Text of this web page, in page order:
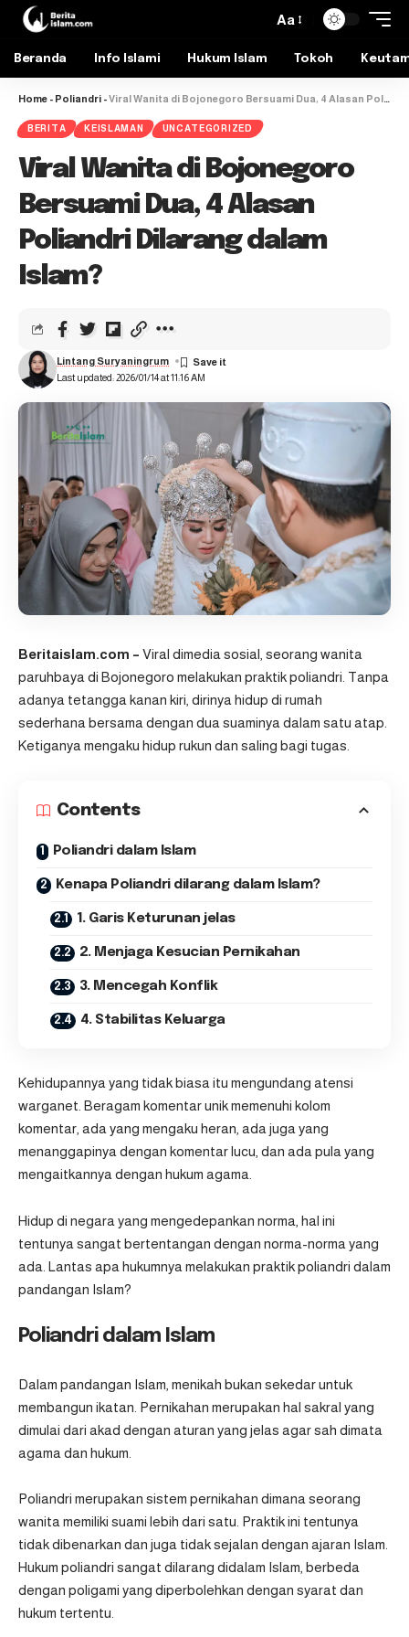
Aa
Beranda Info Islami Hukum Islam Tokoh
Home - Poliandri -Viral Wanita di Bojonegoro Bersuami Dua, 4 Alasan Poliandri Dilarang dalam Islam?
BERITA KEISLAMAN UNCATEGORIZED
Viral Wanita di Bojonegoro
Bersuami Dua, 4 Alasan
Poliandri Dilarang dalam
Islam?
Last updated: 2026/01/14 at 11:16 AM
Lintang Suryaningrum
Beritaislam.com – Viral dimedia sosial, seorang wanita
paruhbaya di Bojonegoro melakukan praktik poliandri. Tanpa
adanya tetangga kanan kiri, dirinya hidup di rumah
sederhana bersama dengan dua suaminya dalam satu atap.
Ketiganya mengaku hidup rukun dan saling bagi tugas.
Contents
Poliandri dalam Islam
Kenapa Poliandri dilarang dalam Islam?
1. Garis Keturunan jelas
2. Menjaga Kesucian Pernikahan
3. Mencegah Konflik
4. Stabilitas Keluarga
Kehidupannya yang tidak biasa itu mengundang atensi
warganet. Beragam komentar unik memenuhi kolom
komentar, ada yang mengaku heran, ada juga yang
menanggapinya dengan komentar lucu, dan ada pula yang
mengaitkannya dengan hukum agama.
Hidup di negara yang mengedepankan norma, hal ini
tentunya sangat bertentangan dengan norma-norma yang
ada. Lantas apa hukumnya melakukan praktik poliandri dalam
pandangan Islam?
Poliandri dalam Islam
Dalam pandangan Islam, menikah bukan sekedar untuk
membangun ikatan. Pernikahan merupakan hal sakral yang
dimulai dari akad dengan aturan yang jelas agar sah dimata
agama dan hukum.
Poliandri merupakan sistem pernikahan dimana seorang
wanita memiliki suami lebih dari satu. Praktik ini tentunya
tidak dibenarkan dan juga tidak sejalan dengan ajaran Islam.
Hukum poliandri sangat dilarang didalam Islam, berbeda
dengan poligami yang diperbolehkan dengan syarat dan
hukum tertentu.